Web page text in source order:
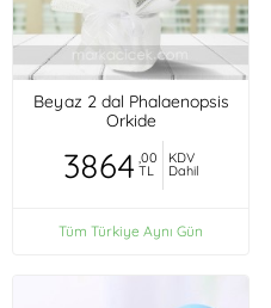
Beyaz 2 dal Phalaenopsis
Orkide
3864 ,00
TL
KDV
Dahil
Tüm Türkiye Aynı Gün